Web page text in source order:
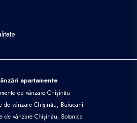
apartamente
de vânzare Chișinău
de vânzare Chișinău, Buiucani
de vânzare Chișinău, Botanica